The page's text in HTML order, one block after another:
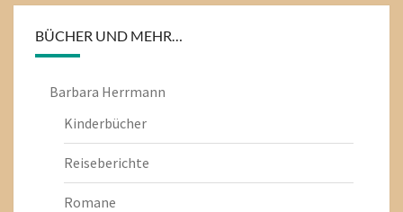
BÜCHER UND MEHR…
Barbara Herrmann
Kinderbücher
Reiseberichte
Romane